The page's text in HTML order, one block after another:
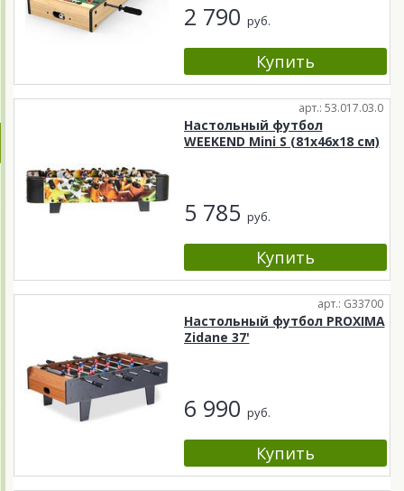
2 790 руб.
арт.: 53.017.03.0
Настольный футбол
WEEKEND Mini S (81x46x18 см)
5 785 руб.
арт.: G33700
Настольный футбол PROXIMA
Zidane 37'
6 990 руб.